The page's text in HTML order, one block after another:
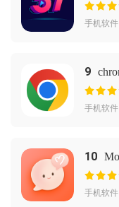
手机软件
9
手机软件
10
手机软件